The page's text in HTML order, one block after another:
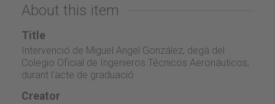
About this item
Title
Intervenció de Miguel Angel González, degà del
Colegio Oficial de Ingenieros Técnicos Aeronáuticos,
durant l'acte de graduació
Creator